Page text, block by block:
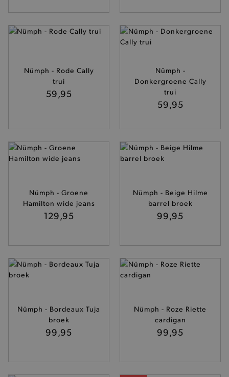
Nümph - Rode Cally
trui
59,95
Nümph -
Donkergroene Cally
trui
59,95
Nümph - Groene
Hamilton wide jeans
129,95
Nümph - Beige Hilme
barrel broek
99,95
Nümph - Bordeaux Tuja
broek
99,95
Nümph - Roze Riette
cardigan
99,95